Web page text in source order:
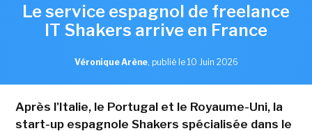
Le service espagnol de freelance
IT Shakers arrive en France
Véronique Arène, publié le 10 Juin 2026
Après l'Italie, le Portugal et le Royaume-Uni, la
start-up espagnole Shakers spécialisée dans le